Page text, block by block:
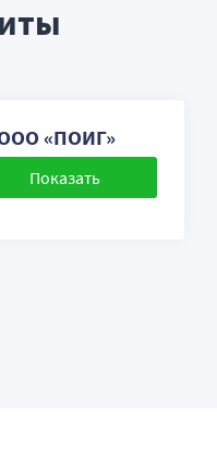
«ПОИГ»
Показать